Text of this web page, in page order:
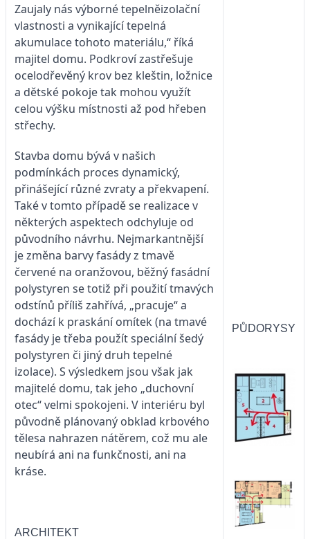
Zaujaly nás výborné tepelněizolační
vlastnosti a vynikající tepelná
akumulace tohoto materiálu,“ říká
majitel domu. Podkroví zastřešuje
ocelodřevěný krov bez kleštin, ložnice
a dětské pokoje tak mohou využít
celou výšku místnosti až pod hřeben
střechy.
Stavba domu bývá v našich
podmínkách proces dynamický,
přinášející různé zvraty a překvapení.
Také v tomto případě se realizace v
některých aspektech odchyluje od
původního návrhu. Nejmarkantnější
je změna barvy fasády z tmavě
červené na oranžovou, běžný fasádní
polystyren se totiž při použití tmavých
odstínů příliš zahřívá, „pracuje“ a
dochází k praskání omítek (na tmavé
fasády je třeba použít speciální šedý
polystyren či jiný druh tepelné
izolace). S výsledkem jsou však jak
majitelé domu, tak jeho „duchovní
otec“ velmi spokojeni. V interiéru byl
původně plánovaný obklad krbového
tělesa nahrazen ná­těrem, což mu ale
neubírá ani na funkčnosti, ani na
kráse.
ARCHITEKT
PŮDORYSY